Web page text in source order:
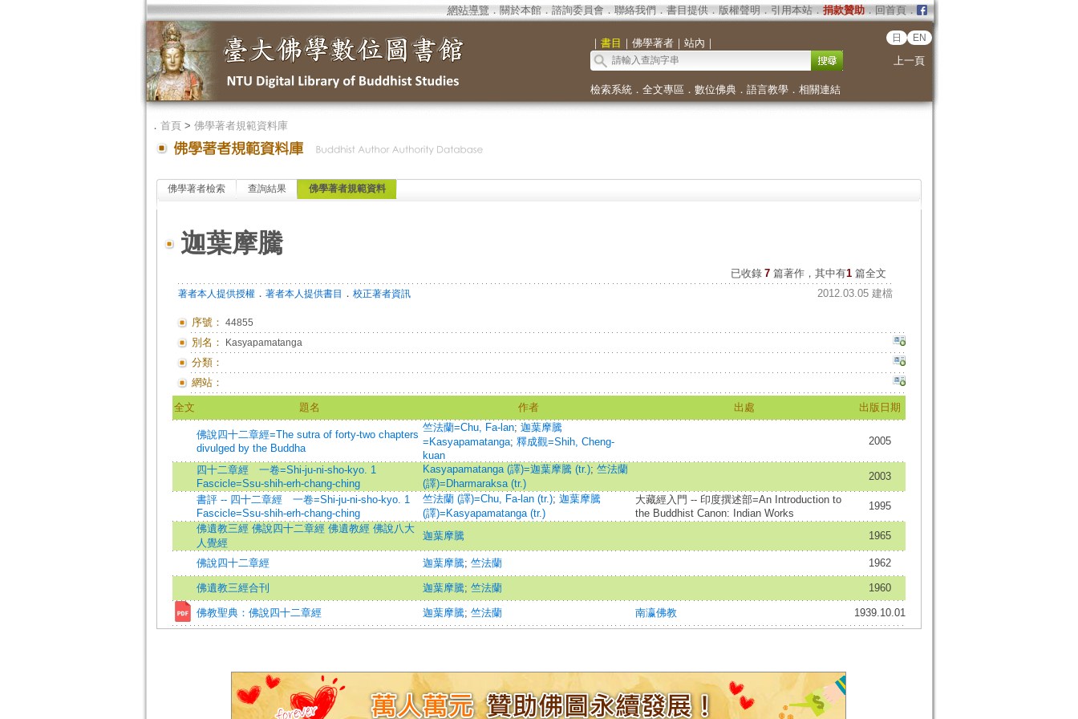
網站導覽 ． 關於本館． 諮詢委員會． 聯絡我們 ． 書目提供． 版權聲明 ． 引用本站． 捐款贊助．回首頁．
｜ 書目 ｜ 佛學著者｜ 站內 ｜ 日 EN
上一頁
檢索系統． 全文專區 ． 數位佛典． 語言教學． 相關連結
． 首頁> 佛學著者規範資料庫
佛學著者檢索 查詢結果 佛學著者規範資料
迦葉摩騰
已收錄 7 篇著作，其中有1篇全文
著者本人提供授權． 著者本人提供書目 ． 校正著者資訊 2012.03.05 建檔
序號： 44855
別名： Kasyapamatanga
分類：
網站：
全文 題名 作者 出處 出版日期
佛說四十二章經=The sutra of forty-two chapters
divulged by the Buddha
竺法蘭=Chu, Fa-lan; 迦葉摩騰
=Kasyapamatanga; 釋成觀=Shih, Cheng-
kuan
2005
四十二章經 一卷=Shi-ju-ni-sho-kyo. 1
Fascicle=Ssu-shih-erh-chang-ching
Kasyapamatanga (譯)=迦葉摩騰 (tr.); 竺法蘭
(譯)=Dharmaraksa (tr.)
2003
書評 -- 四十二章經 一卷=Shi-ju-ni-sho-kyo. 1
Fascicle=Ssu-shih-erh-chang-ching
竺法蘭 (譯)=Chu, Fa-lan (tr.); 迦葉摩騰
(譯)=Kasyapamatanga (tr.)
大藏經入門 -- 印度撰述部=An Introduction to
the Buddhist Canon: Indian Works
1995
佛遺教三經 佛說四十二章經 佛遺教經 佛說八大
人覺經
迦葉摩騰 1965
佛說四十二章經 迦葉摩騰; 竺法蘭 1962
佛遺教三經合刊 迦葉摩騰; 竺法蘭 1960
佛教聖典：佛說四十二章經 迦葉摩騰; 竺法蘭 南瀛佛教 1939.10.01